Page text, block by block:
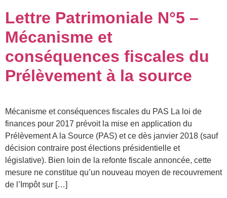
Lettre Patrimoniale N°5 –
Mécanisme et
conséquences fiscales du
Prélèvement à la source
Mécanisme et conséquences fiscales du PAS La loi de
finances pour 2017 prévoit la mise en application du
Prélèvement A la Source (PAS) et ce dès janvier 2018 (sauf
décision contraire post élections présidentielle et
législative). Bien loin de la refonte fiscale annoncée, cette
mesure ne constitue qu’un nouveau moyen de recouvrement
de l’Impôt sur […]